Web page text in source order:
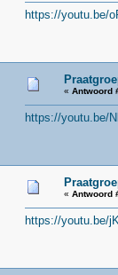
https://youtu.be/
« Antwoord
https://youtu.be/
« Antwoord
https://youtu.be/